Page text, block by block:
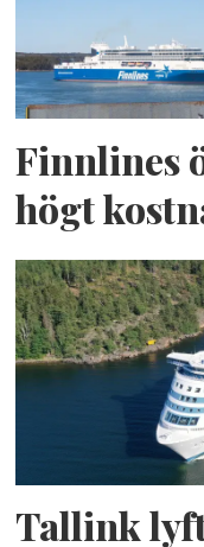
Finnlines
högt
Tallink